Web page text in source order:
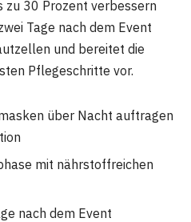
30 Prozent verbessern
Tage nach dem Event
und bereitet die
Pflegeschritte vor.
über Nacht auftragen
mit nährstoffreichen
nach dem Event